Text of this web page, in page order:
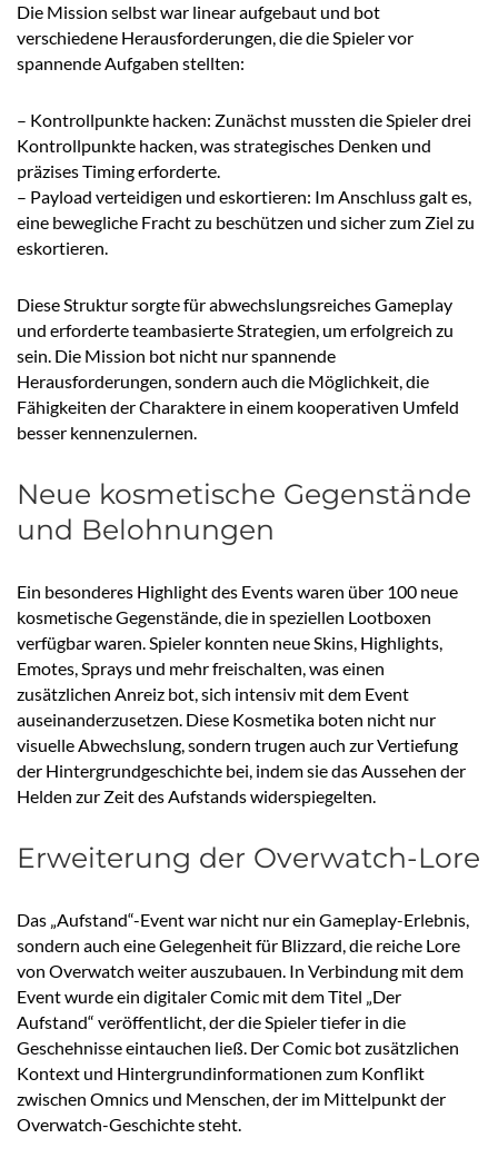
Die Mission selbst war linear aufgebaut und bot
verschiedene Herausforderungen, die die Spieler vor
spannende Aufgaben stellten:
– Kontrollpunkte hacken: Zunächst mussten die Spieler drei
Kontrollpunkte hacken, was strategisches Denken und
präzises Timing erforderte.
– Payload verteidigen und eskortieren: Im Anschluss galt es,
eine bewegliche Fracht zu beschützen und sicher zum Ziel zu
eskortieren.
Diese Struktur sorgte für abwechslungsreiches Gameplay
und erforderte teambasierte Strategien, um erfolgreich zu
sein. Die Mission bot nicht nur spannende
Herausforderungen, sondern auch die Möglichkeit, die
Fähigkeiten der Charaktere in einem kooperativen Umfeld
besser kennenzulernen.
Neue kosmetische Gegenstände
und Belohnungen
Ein besonderes Highlight des Events waren über 100 neue
kosmetische Gegenstände, die in speziellen Lootboxen
verfügbar waren. Spieler konnten neue Skins, Highlights,
Emotes, Sprays und mehr freischalten, was einen
zusätzlichen Anreiz bot, sich intensiv mit dem Event
auseinanderzusetzen. Diese Kosmetika boten nicht nur
visuelle Abwechslung, sondern trugen auch zur Vertiefung
der Hintergrundgeschichte bei, indem sie das Aussehen der
Helden zur Zeit des Aufstands widerspiegelten.
Erweiterung der Overwatch-Lore
Das „Aufstand“-Event war nicht nur ein Gameplay-Erlebnis,
sondern auch eine Gelegenheit für Blizzard, die reiche Lore
von Overwatch weiter auszubauen. In Verbindung mit dem
Event wurde ein digitaler Comic mit dem Titel „Der
Aufstand“ veröffentlicht, der die Spieler tiefer in die
Geschehnisse eintauchen ließ. Der Comic bot zusätzlichen
Kontext und Hintergrundinformationen zum Konflikt
zwischen Omnics und Menschen, der im Mittelpunkt der
Overwatch-Geschichte steht.